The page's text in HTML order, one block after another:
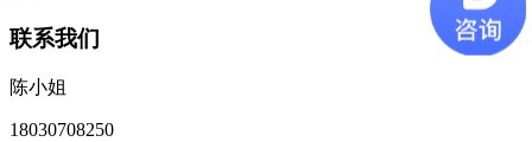
联系我们
陈小姐
18030708250